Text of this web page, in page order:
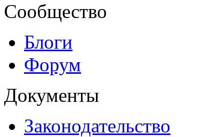
Сообщество
Блоги
Форум
Документы
Законодательство